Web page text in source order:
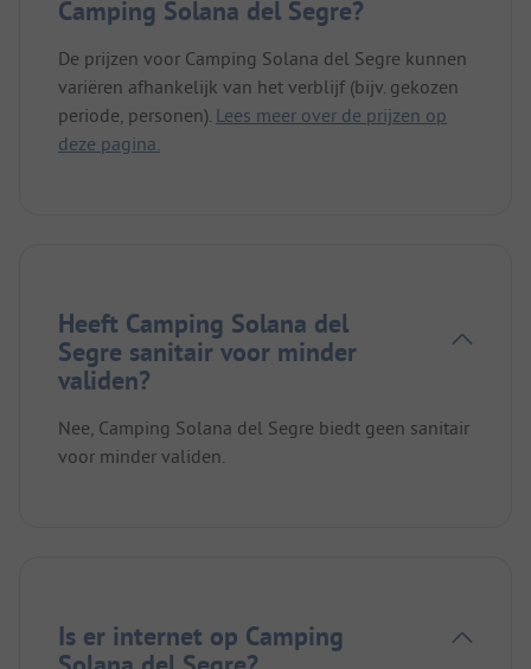
Camping Solana del Segre?
De prijzen voor Camping Solana del Segre kunnen
variëren afhankelijk van het verblijf (bijv. gekozen
periode, personen). Lees meer over de prijzen op
deze pagina.
Heeft Camping Solana del
Segre sanitair voor minder
validen?
Nee, Camping Solana del Segre biedt geen sanitair
voor minder validen.
Is er internet op Camping